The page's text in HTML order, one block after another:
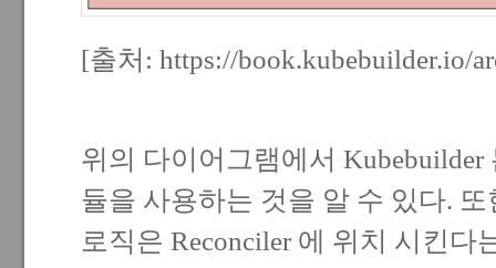
[출처: https://book.kubebuilder.io/
위의 다이어그램에서 Kubebuilder
듈을 사용하는 것을 알 수 있다.
로직은 Reconciler 에 위치 시킨다